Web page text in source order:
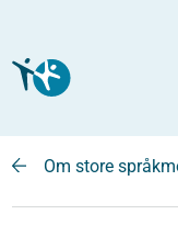
Om store